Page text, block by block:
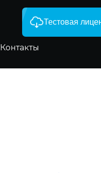
Тестовая
Контакты